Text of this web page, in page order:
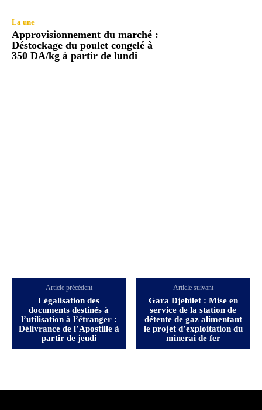
La une
Approvisionnement du marché :
Déstockage du poulet congelé à
350 DA/kg à partir de lundi
Article précédent
Légalisation des
documents destinés à
l’utilisation à l’étranger :
Délivrance de l’Apostille à
partir de jeudi
Article suivant
Gara Djebilet : Mise en
service de la station de
détente de gaz alimentant
le projet d’exploitation du
minerai de fer